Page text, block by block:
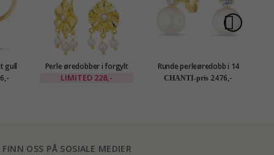
gull
Perle øredobber i forgylt
messing - Eliné
LIMITED 228,-
Runde perleøredobb i 14
karat gull med zirkon -
Gold Collection
CHANTI-pris 2476,-
FINN OSS PÅ SOSIALE MEDIER